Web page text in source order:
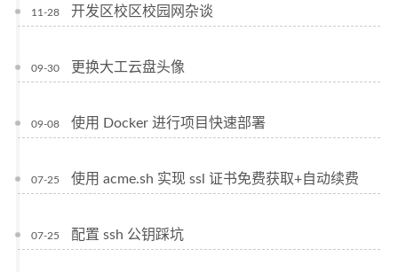
11-28 开发区校区校园网杂谈
09-30 更换大工云盘头像
09-08 使用 Docker 进行项目快速部署
07-25 使用 acme.sh 实现 ssl 证书免费获取+自动续费
07-25 配置 ssh 公钥踩坑